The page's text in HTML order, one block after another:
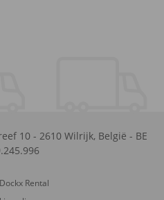
10 - 2610 Wilrijk, België - BE
Rental